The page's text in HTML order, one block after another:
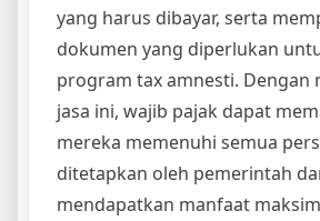
yang harus dibayar, serta
dokumen yang diperlukan
program tax amnesti. Dengan
jasa ini, wajib pajak dapat
mereka memenuhi semua
ditetapkan oleh pemerintah
mendapatkan manfaat